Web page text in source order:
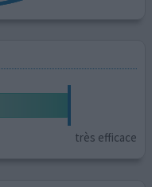
très efficace